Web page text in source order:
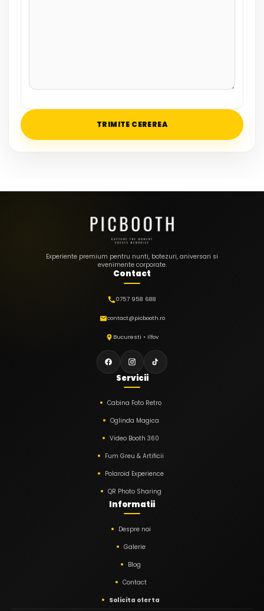
Experiente premium pentru nunti, botezuri, aniversari si
evenimente corporate.
Contact
0757 958 688
contact@picbooth.ro
Bucuresti • Ilfov
Servicii
Cabina Foto Retro
Oglinda Magica
Video Booth 360
Fum Greu & Artificii
Polaroid Experience
QR Photo Sharing
Informatii
Despre noi
Galerie
Blog
Contact
Solicita oferta